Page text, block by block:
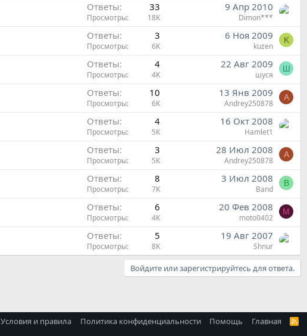
Ответы 33
Просмотры 18K
9 Апр 2010
Dimon***
Ответы 3
Просмотры 6K
6 Ноя 2009
kuzen
K
Ответы 4
Просмотры 4K
22 Авг 2009
шуся
Ш
Ответы 10
Просмотры 6K
13 Янв 2009
Andrey250878
A
Ответы 4
Просмотры 5K
16 Окт 2008
Hamlet1
Ответы 3
Просмотры 5K
28 Июл 2008
Andrey250878
A
Ответы 8
Просмотры 7K
3 Июл 2008
Band
B
Ответы 6
Просмотры 4K
20 Фев 2008
moto0402
M
Ответы 5
Просмотры 8K
19 Авг 2007
Shnur
Войдите или зарегистрируйтесь для ответа.
Условия и правила Политика конфиденциальности Помощь Главная
R